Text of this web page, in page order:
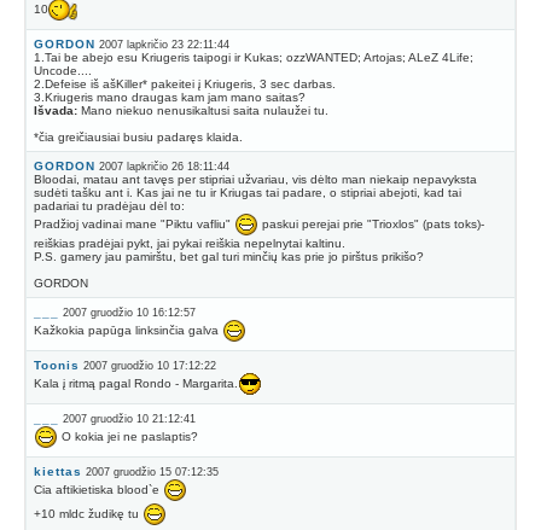
10
GORDON 2007 lapkričio 23 22:11:44
1.Tai be abejo esu Kriugeris taipogi ir Kukas; ozzWANTED; Artojas; ALeZ 4Life;
Uncode....
2.Defeise iš ašKiller* pakeitei į Kriugeris, 3 sec darbas.
3.Kriugeris mano draugas kam jam mano saitas?
Išvada:Mano niekuo nenusikaltusi saita nulaužei tu.
*čia greičiausiai busiu padaręs klaida.
GORDON 2007 lapkričio 26 18:11:44
Bloodai, matau ant tavęs per stipriai užvariau, vis dėlto man niekaip nepavyksta
sudėti tašku ant i. Kas jai ne tu ir Kriugas tai padare, o stipriai abejoti, kad tai
padariai tu pradėjau dėl to:
Pradžioj vadinai mane "Piktu vafliu"
paskui perejai prie "Trioxlos" (pats toks)-
reiškias pradėjai pykt, jai pykai reiškia nepelnytai kaltinu.
P.S. gamery jau pamirštu, bet gal turi minčių kas prie jo pirštus prikišo?
GORDON
2007 gruodžio 10 16:12:57
Kažkokia papūga linksinčia galva
Toonis 2007 gruodžio 10 17:12:22
Kala į ritmą pagal Rondo - Margarita.
2007 gruodžio 10 21:12:41
O kokia jei ne paslaptis?
kiettas 2007 gruodžio 15 07:12:35
Cia aftikietiska blood`e
+10 mldc žudikę tu